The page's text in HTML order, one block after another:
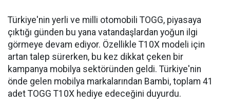
Türkiye'nin yerli ve milli otomobili TOGG, piyasaya
çıktığı günden bu yana vatandaşlardan yoğun ilgi
görmeye devam ediyor. Özellikle T10X modeli için
artan talep sürerken, bu kez dikkat çeken bir
kampanya mobilya sektöründen geldi. Türkiye'nin
önde gelen mobilya markalarından Bambi, toplam 41
adet TOGG T10X hediye edeceğini duyurdu.